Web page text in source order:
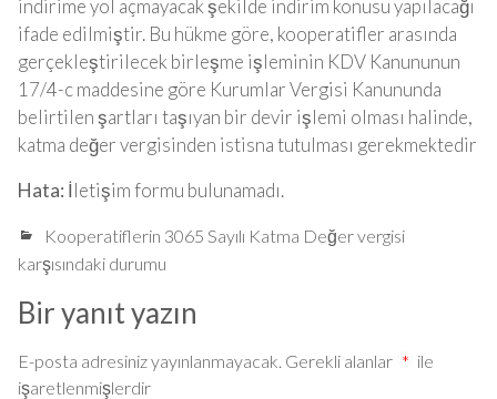
indirime yol açmayacak şekilde indirim konusu yapılacağı
ifade edilmiştir. Bu hükme göre, kooperatifler arasında
gerçekleştirilecek birleşme işleminin KDV Kanununun
17/4-c maddesine göre Kurumlar Vergisi Kanununda
belirtilen şartları taşıyan bir devir işlemi olması halinde,
katma değer vergisinden istisna tutulması gerekmektedir
Hata: İletişim formu bulunamadı.
Kooperatiflerin 3065 Sayılı Katma Değer vergisi
karşısındaki durumu
Bir yanıt yazın
E-posta adresiniz yayınlanmayacak. Gerekli alanlar * ile
işaretlenmişlerdir